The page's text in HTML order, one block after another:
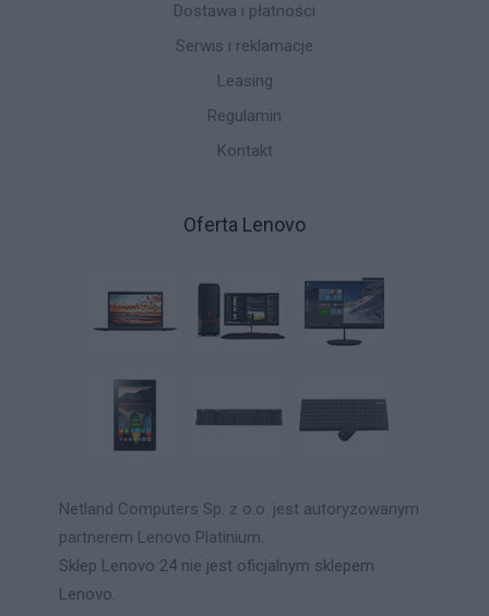
Dostawa i płatności
Serwis i reklamacje
Leasing
Regulamin
Kontakt
Oferta Lenovo
Netland Computers Sp. z o.o. jest autoryzowanym
partnerem Lenovo Platinium.
Sklep Lenovo 24 nie jest oficjalnym sklepem
Lenovo.